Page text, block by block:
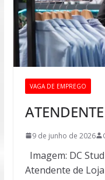
VAGA DE EMPREGO
9 de junho de 2026
Imagem: DC
Atendente de